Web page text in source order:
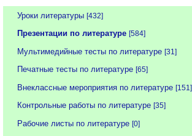
Уроки литературы [432]
Презентации по литературе [584]
Мультимедийные тесты по литературе [31]
Печатные тесты по литературе [65]
Внеклассные мероприятия по литературе [151]
Контрольные работы по литературе [35]
Рабочие листы по литературе [0]